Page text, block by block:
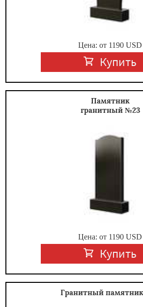
Цена: от 1190 USD
Купить
Памятник
гранитный №23
Цена: от 1190 USD
Купить
Гранитный